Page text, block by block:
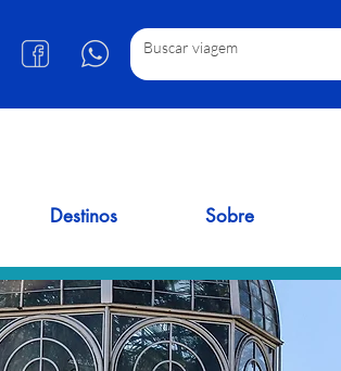
Destinos Sobre